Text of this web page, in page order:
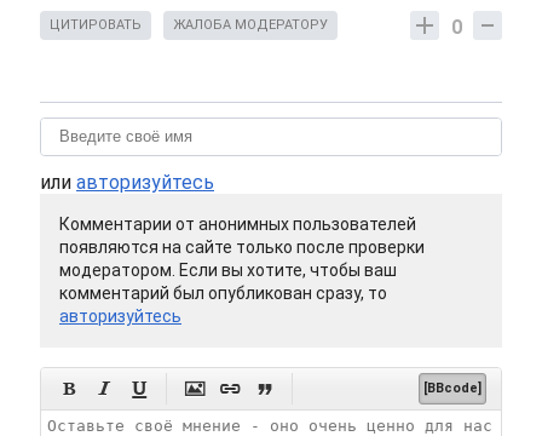
0
ЦИТИРОВАТЬ ЖАЛОБА МОДЕРАТОРУ
или авторизуйтесь
Комментарии от анонимных пользователей
появляются на сайте только после проверки
модератором. Если вы хотите, чтобы ваш
комментарий был опубликован сразу, то
авторизуйтесь
      [BBcode]